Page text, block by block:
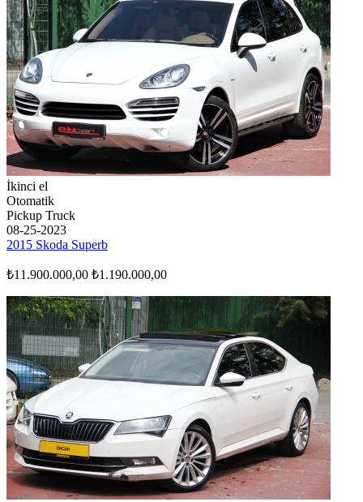
İkinci el
Otomatik
Pickup Truck
08-25-2023
2015 Skoda Superb
₺11.900.000,00 ₺1.190.000,00